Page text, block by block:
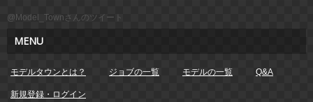
@Model_Townさんのツイート
MENU
モデルタウンとは？ ジョブの一覧 モデルの一覧 Q&A
新規登録・ログイン